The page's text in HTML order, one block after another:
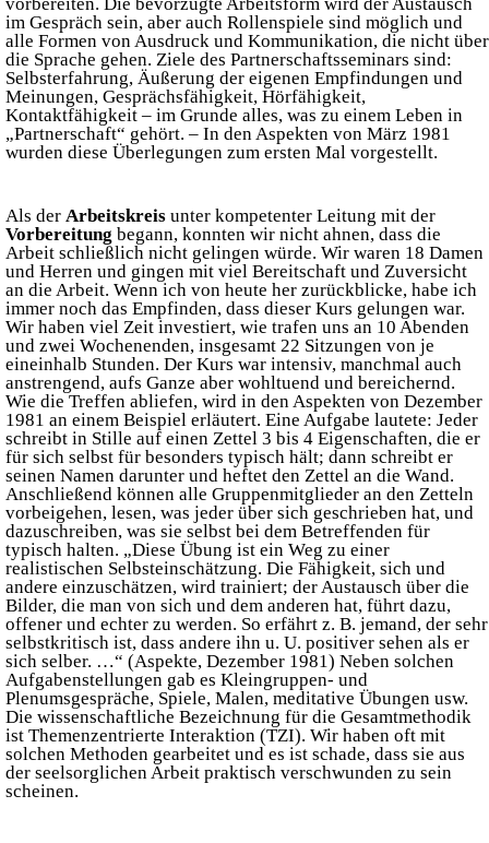
im Gespräch sein, aber auch Rollenspiele sind möglich und
alle Formen von Ausdruck und Kommunikation, die nicht über
die Sprache gehen. Ziele des Partnerschaftsseminars sind:
Selbsterfahrung, Äußerung der eigenen Empfindungen und
Meinungen, Gesprächsfähigkeit, Hörfähigkeit,
Kontaktfähigkeit – im Grunde alles, was zu einem Leben in
„Partnerschaft“ gehört. – In den Aspekten von März 1981
wurden diese Überlegungen zum ersten Mal vorgestellt.
Als der Arbeitskreis unter kompetenter Leitung mit der
Vorbereitung begann, konnten wir nicht ahnen, dass die
Arbeit schließlich nicht gelingen würde. Wir waren 18 Damen
und Herren und gingen mit viel Bereitschaft und Zuversicht
an die Arbeit. Wenn ich von heute her zurückblicke, habe ich
immer noch das Empfinden, dass dieser Kurs gelungen war.
Wir haben viel Zeit investiert, wie trafen uns an 10 Abenden
und zwei Wochenenden, insgesamt 22 Sitzungen von je
eineinhalb Stunden. Der Kurs war intensiv, manchmal auch
anstrengend, aufs Ganze aber wohltuend und bereichernd.
Wie die Treffen abliefen, wird in den Aspekten von Dezember
1981 an einem Beispiel erläutert. Eine Aufgabe lautete: Jeder
schreibt in Stille auf einen Zettel 3 bis 4 Eigenschaften, die er
für sich selbst für besonders typisch hält; dann schreibt er
seinen Namen darunter und heftet den Zettel an die Wand.
Anschließend können alle Gruppenmitglieder an den Zetteln
vorbeigehen, lesen, was jeder über sich geschrieben hat, und
dazuschreiben, was sie selbst bei dem Betreffenden für
typisch halten. „Diese Übung ist ein Weg zu einer
realistischen Selbsteinschätzung. Die Fähigkeit, sich und
andere einzuschätzen, wird trainiert; der Austausch über die
Bilder, die man von sich und dem anderen hat, führt dazu,
offener und echter zu werden. So erfährt z. B. jemand, der sehr
selbstkritisch ist, dass andere ihn u. U. positiver sehen als er
sich selber. …“ (Aspekte, Dezember 1981) Neben solchen
Aufgabenstellungen gab es Kleingruppen- und
Plenumsgespräche, Spiele, Malen, meditative Übungen usw.
Die wissenschaftliche Bezeichnung für die Gesamtmethodik
ist Themenzentrierte Interaktion (TZI). Wir haben oft mit
solchen Methoden gearbeitet und es ist schade, dass sie aus
der seelsorglichen Arbeit praktisch verschwunden zu sein
scheinen.